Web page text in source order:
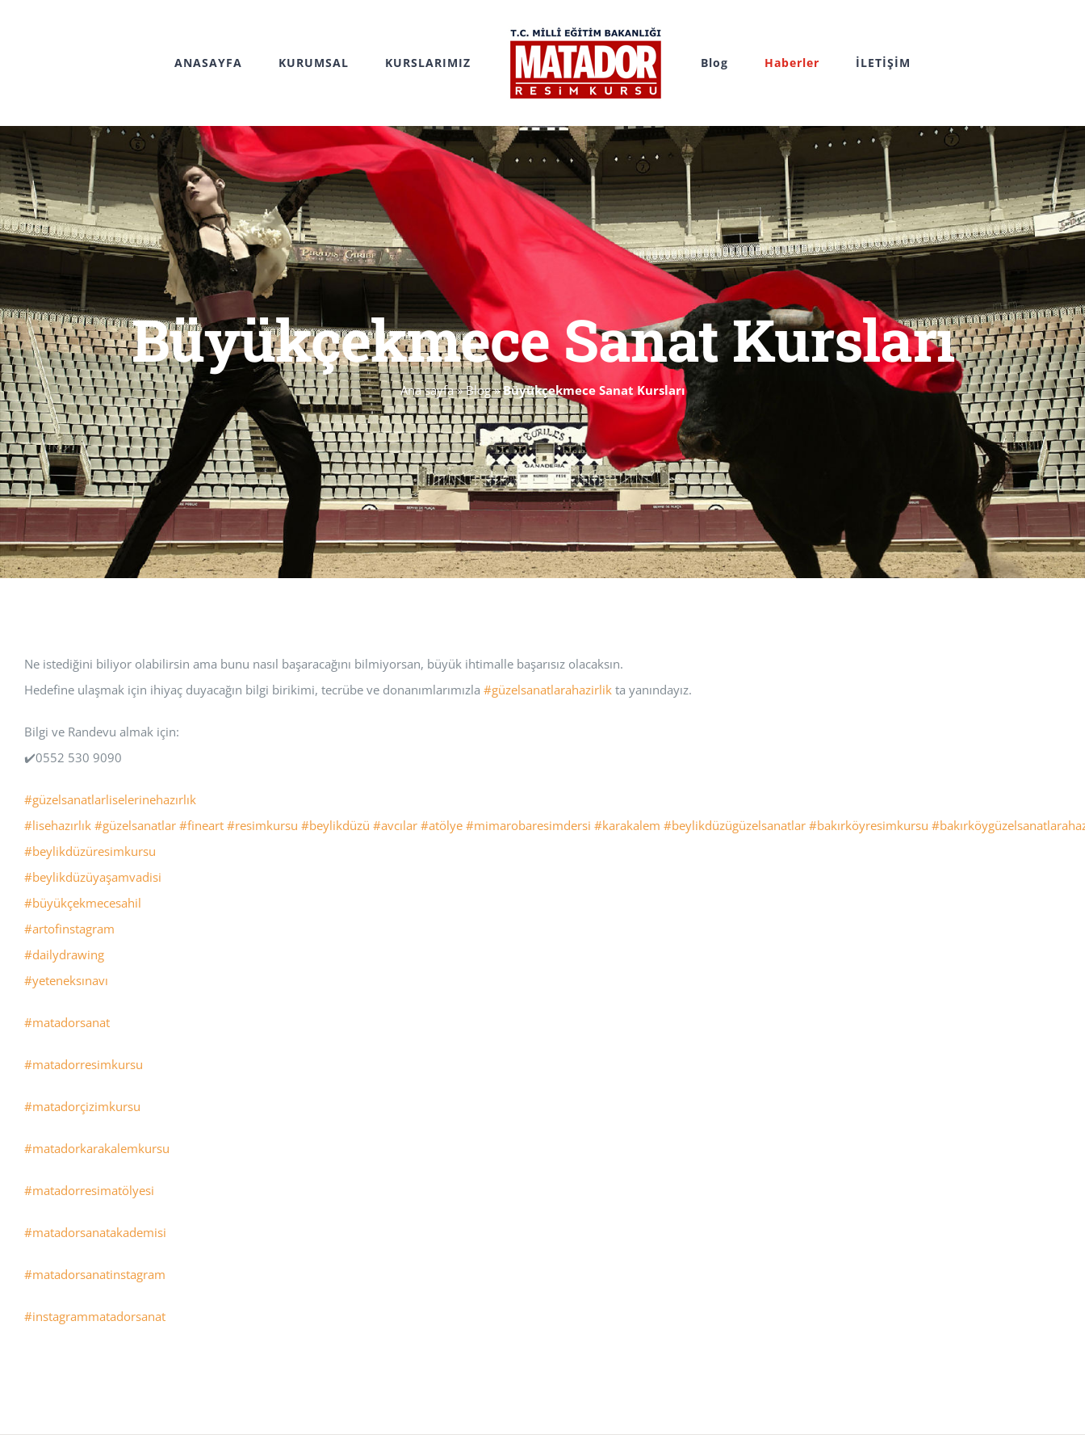
ANASAYFA KURUMSAL KURSLARIMIZ Blog Haberler İLETİŞİM
Büyükçekmece Sanat Kursları
Ana sayfa»Blog»Büyükçekmece Sanat Kursları
Ne istediğini biliyor olabilirsin ama bunu nasıl başaracağını bilmiyorsan, büyük ihtimalle başarısız olacaksın.
Hedefine ulaşmak için ihiyaç duyacağın bilgi birikimi, tecrübe ve donanımlarımızla #güzelsanatlarahazirlik ta yanındayız.
Bilgi ve Randevu almak için:
✔️0552 530 9090
#güzelsanatlarliselerinehazırlık
#lisehazırlık #güzelsanatlar #fineart #resimkursu #beylikdüzü #avcılar #atölye #mimarobaresimdersi #karakalem #beylikdüzügüzelsanatlar #bakırköyresimkursu
#beylikdüzüresimkursu
#beylikdüzüyaşamvadisi
#büyükçekmecesahil
#artofinstagram
#dailydrawing
#yeteneksınavı
#matadorsanat
#matadorresimkursu
#matadorçizimkursu
#matadorkarakalemkursu
#matadorresimatölyesi
#matadorsanatakademisi
#matadorsanatinstagram
#instagrammatadorsanat